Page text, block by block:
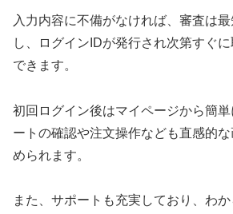
入力内容に不備がなければ、審査は
し、ログインIDが発行され次第すぐ
できます。
初回ログイン後はマイページから簡
ートの確認や注文操作なども直感的
められます。
また、サポートも充実しており、わ